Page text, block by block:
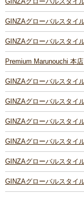
GINZAグローバルスタイ
GINZAグローバルスタイ
Premium Marunouchi 本店
GINZAグローバルスタイ
GINZAグローバルスタイ
GINZAグローバルスタイ
GINZAグローバルスタイ
GINZAグローバルスタイ
GINZAグローバルスタイ